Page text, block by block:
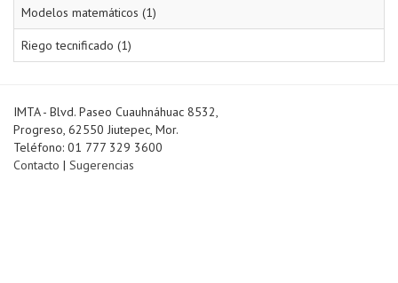
Modelos matemáticos (1)
Riego tecnificado (1)
IMTA - Blvd. Paseo Cuauhnáhuac 8532,
Progreso, 62550 Jiutepec, Mor.
Teléfono: 01 777 329 3600
Contacto | Sugerencias